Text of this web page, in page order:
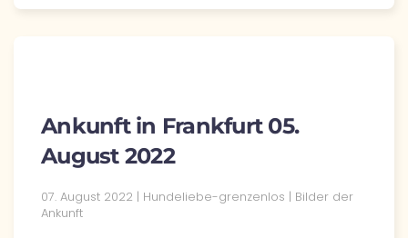
Ankunft in Frankfurt 05.
August 2022
07. August 2022 | Hundeliebe-grenzenlos | Bilder der
Ankunft